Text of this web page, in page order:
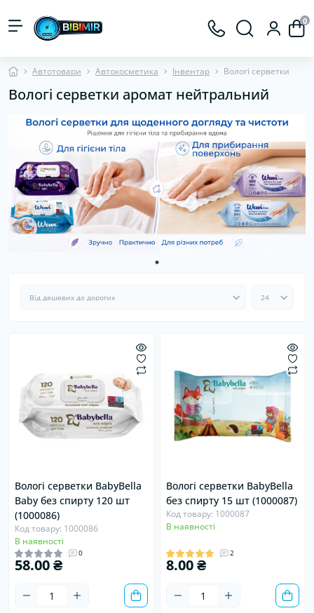
0
Автотовари Автокосметика Інвентар Вологі серветки
Вологі серветки аромат нейтральний
Вологі серветки BabyBella
Baby без спирту 120 шт
(1000086)
Код товару: 1000086
В наявності
0
58.00 ₴
Вологі серветки BabyBella
без спирту 15 шт (1000087)
Код товару: 1000087
В наявності
2
8.00 ₴